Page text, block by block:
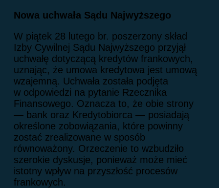
Nowa uchwała Sądu Najwyższego
W piątek 28 lutego br. poszerzony skład
Izby Cywilnej Sądu Najwyższego przyjął
uchwałę dotyczącą kredytów frankowych,
uznając, że umowa kredytowa jest umową
wzajemną. Uchwała została podjęta
w odpowiedzi na pytanie Rzecznika
Finansowego. Oznacza to, że obie strony
— bank oraz Kredytobiorca — posiadają
określone zobowiązania, które powinny
zostać zrealizowane w sposób
równoważony. Orzeczenie to wzbudziło
szerokie dyskusje, ponieważ może mieć
istotny wpływ na przyszłość procesów
frankowych.